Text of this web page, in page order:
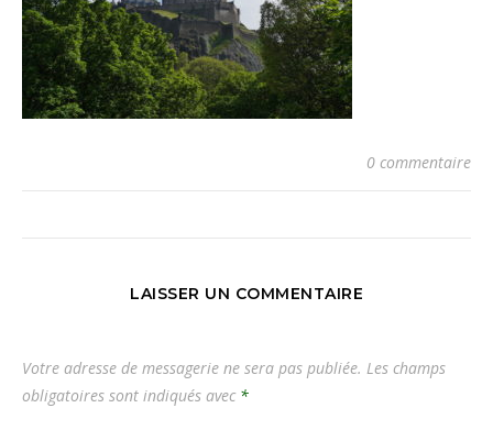
0 commentaire
LAISSER UN COMMENTAIRE
Votre adresse de messagerie ne sera pas publiée. Les champs
obligatoires sont indiqués avec *